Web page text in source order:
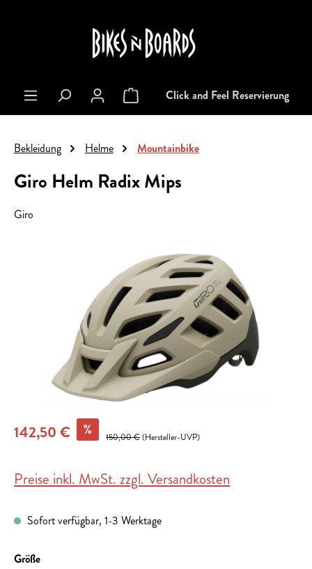
Warenkorb enthält 0 Positionen. Der
Click and Feel Reservierung
Bekleidung Helme Mountainbike
Giro Helm Radix Mips
Giro
142,50 € % 150,00 €(Hersteller-UVP)
Preise inkl. MwSt. zzgl. Versandkosten
Sofort verfügbar, 1-3 Werktage
Größeauswählen